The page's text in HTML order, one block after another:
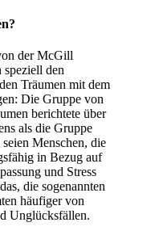
der McGill
speziell den
Träumen mit dem
Die Gruppe von
berichtete über
als die Gruppe
Menschen, die
in Bezug auf
und Stress
die sogenannten
häufiger von
Unglücksfällen.